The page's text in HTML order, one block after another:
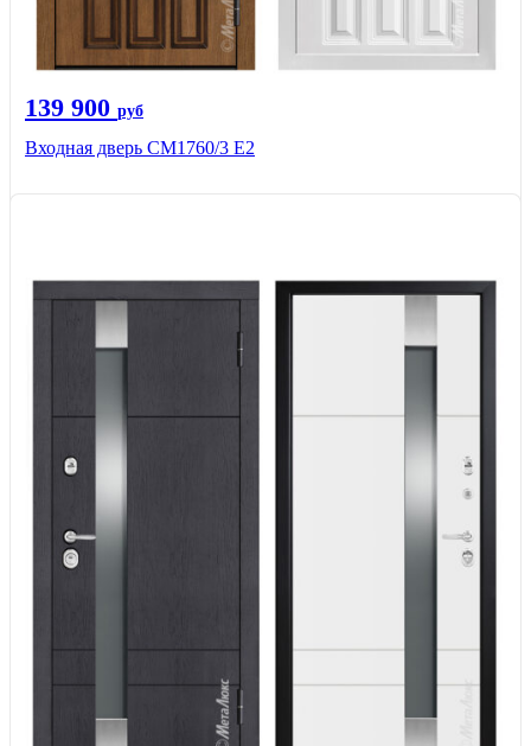
139 900 руб
Входная дверь CМ1760/3 Е2